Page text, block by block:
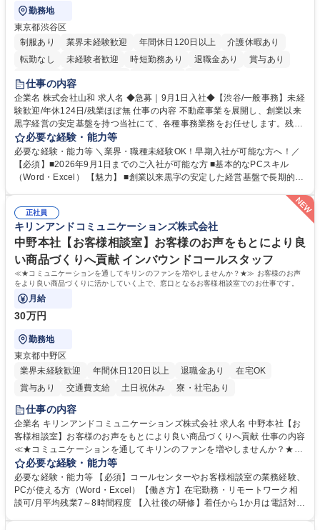
勤務地
東京都渋谷区
制服あり
業界未経験歓迎 年間休日120日以上
介護休暇あり
転勤なし
未経験者歓迎 時短勤務あり 退職金あり
賞与あり
育休あり
完全週休2日制
仕事の内容
企業名 株式会社山和 求人名 ◆急募｜9月1日入社◆【渋谷/一般事務】未経
験歓迎/年休124日/残業ほぼ無 仕事の内容 不動産事業を展開し、創業以来
黒字経営の安定基盤を持つ当社にて、各種事務業務をお任せします。残業
がほぼ発生せず、連続した日程の有給取得が可能なため、WLBを整えたい
方にお勧めの環境です！ 入社後はOJTを通じて丁寧に研修を行いますの
で、事務未経験の方でも安心して臨むことができます。 【業務詳細】■電
話・来客対応 ■物件の鍵や社内の備品管理 ■データ入力や書類作成 ■契約
必要な経験・能力等
必要な経験・能力等 ＼業界・職種未経験OK！早期入社が可能な方へ！／
【必須】■2026年9月1日までのご入社が可能な方 ■基本的なPCスキル
（Word・Excel） 【魅力】 ■創業以来黒字の安定した経営基盤で長期的に
両立が可能 ■有給取得を積極的に推奨、年間10日程度の取得実績 ■1ヶ月
のOJTで業務を習得可能、未経験でもしっかりサポート 学歴・資格 学
歴：大学院 大学 高専 短大 語学力： 資格：
正社員
キリンアンドコミュニケーションズ株式会社
中野本社【お客様相談室】お客様のお声をもとにより良
い商品づくりへ貢献 インバウンドコールスタッフ
≪★コミュニケーションを通してキリンのファンを増やしませんか？★≫ お客様のお声
をより良い商品づくりに活かしていく上で、窓口となるお客様相談室でのお仕事です。
月給
30万円
勤務地
東京都中野区
業界未経験歓迎
年間休日120日以上 退職金あり
在宅OK
賞与あり
交通費支給 土日祝休み 寮・社宅あり
仕事の内容
企業名 キリンアンドコミュニケーションズ株式会社 求人名 中野本社【お
客様相談室】お客様のお声をもとにより良い商品づくりへ貢献 仕事の内容
≪★コミュニケーションを通してキリンのファンを増やしませんか？★≫
お客様のお声をより良い商品づくりに活かしていく上で、窓口となるお客
様相談室でのお仕事です。 日々お客様からいただくキリングループへのご
意見を、企業活動に活かしています。お客様からの声に迅速かつ誠意をも
って対応、情報提供するとともにグループ内活動に反映しています。 【具
必要な経験・能力等
必要な経験・能力等 【必須】コールセンターやお客様相談室の業務経験、
PCが使える方（Word・Excel）【働き方】在宅勤務・リモートワーク相
談可/月平均残業7～8時間程度 【入社後の研修】着任から1か月は電話対応